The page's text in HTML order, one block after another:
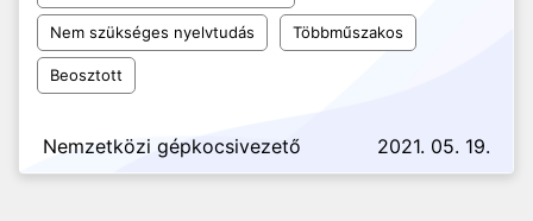
Nem szükséges nyelvtudás Többműszakos
Beosztott
Nemzetközi gépkocsivezető 2021. 05. 19.